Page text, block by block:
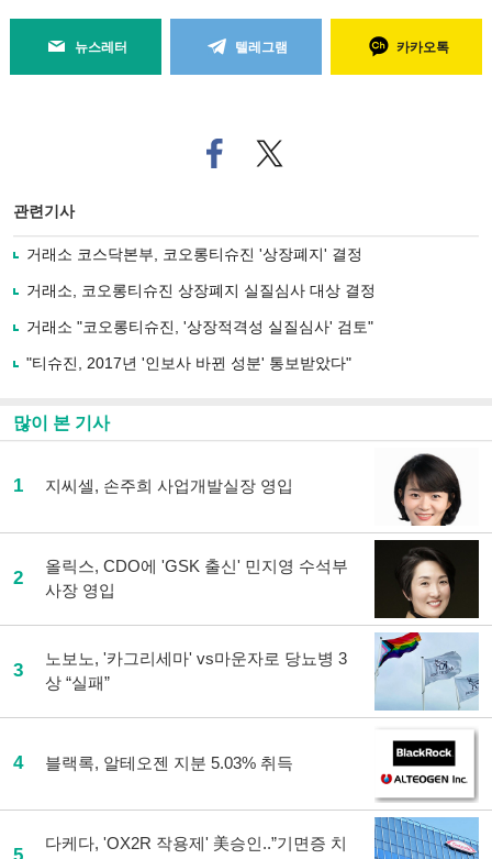
뉴스레터 텔레그램 카카오톡
페
이
로
기
사
유
기
트위
터로
관련기사
거래소 코스닥본부, 코오롱티슈진 '상장폐지' 결정
거래소, 코오롱티슈진 상장폐지 실질심사 대상 결정
거래소 "코오롱티슈진, '상장적격성 실질심사' 검토"
"티슈진, 2017년 '인보사 바뀐 성분' 통보받았다"
많이 본 기사
1 지씨셀, 손주희 사업개발실장 영입
2
올릭스, CDO에 'GSK 출신' 민지영 수석부
사장 영입
3
노보노, '카그리세마' vs마운자로 당뇨병 3
상 “실패”
4 블랙록, 알테오젠 지분 5.03% 취득
5
다케다, 'OX2R 작용제' 美승인..”기면증 치